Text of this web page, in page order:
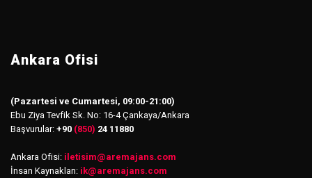
Ankara Ofisi
(Pazartesi ve Cumartesi, 09:00-21:00)
Ebu Ziya Tevfik Sk. No: 16-4 Çankaya/Ankara
Başvurular: +90 (850) 24 11880
Ankara Ofisi: iletisim@aremajans.com
İnsan Kaynakları: ik@aremajans.com